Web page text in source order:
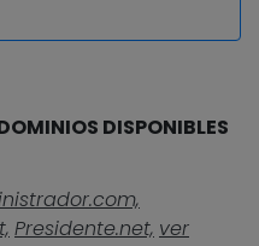
DISPONIBLES
Presidente.net, ver